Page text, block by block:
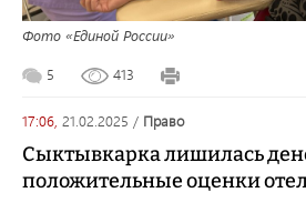
Фото «Единой России»
5 413
17:06, 21.02.2025 / право
Сыктывкарка лишилась
положительные оценки